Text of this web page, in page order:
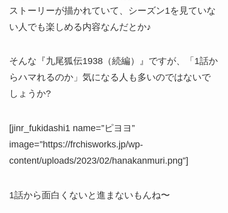
ストーリーが描かれていて、シーズン1を見ていな
い人でも楽しめる内容なんだとか♪
そんな『九尾狐伝1938（続編）』ですが、「1話か
らハマれるのか」気になる人も多いのではないで
しょうか?
[jinr_fukidashi1 name=”ピヨヨ”
image=”https://frchisworks.jp/wp-
content/uploads/2023/02/hanakanmuri.png”]
1話から面白くないと進まないもんね〜